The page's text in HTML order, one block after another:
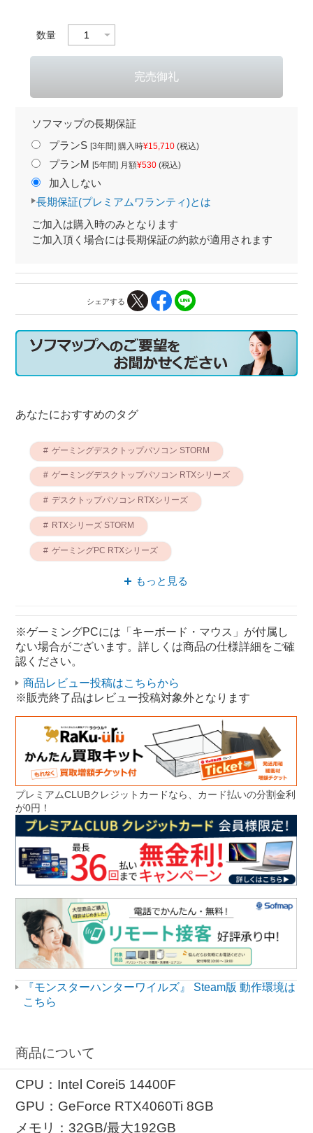
数量
ソフマップの長期保証
プランS [3年間] 購入時¥15,710(税込)
プランM [5年間] 月額¥530(税込)
加入しない
長期保証(プレミアムワランティ)とは
ご加入は購入時のみとなります
ご加入頂く場合には長期保証の約款が適用されます
シェアする
あなたにおすすめのタグ
ゲーミングデスクトップパソコン STORM
ゲーミングデスクトップパソコン RTXシリーズ
デスクトップパソコン RTXシリーズ
RTXシリーズ STORM
ゲーミングPC RTXシリーズ
Windowsデスクトップパソコン RTXシリーズ
Windowsデスクトップパソコン STORM
もっと見る
※ゲーミングPCには「キーボード・マウス」が付属し
ない場合がございます。詳しくは商品の仕様詳細をご確
認ください。
商品レビュー投稿はこちらから
※販売終了品はレビュー投稿対象外となります
プレミアムCLUBクレジットカードなら、カード払いの分割金利
が0円！
『モンスターハンターワイルズ』 Steam版 動作環境は
こちら
商品について
CPU：Intel Corei5 14400F
GPU：GeForce RTX4060Ti 8GB
メモリ：32GB/最大192GB